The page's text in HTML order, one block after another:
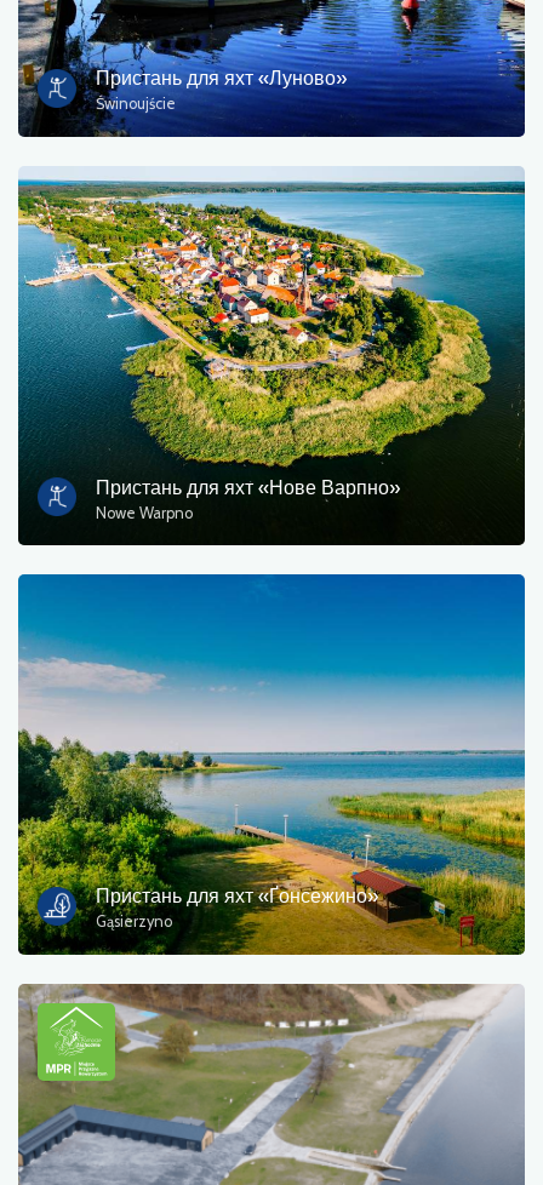
Пристань для яхт «Луново»
Świnoujście
Пристань для яхт «Нове Варпно»
Nowe Warpno
Пристань для яхт «Ґонсежино»
Gąsierzyno